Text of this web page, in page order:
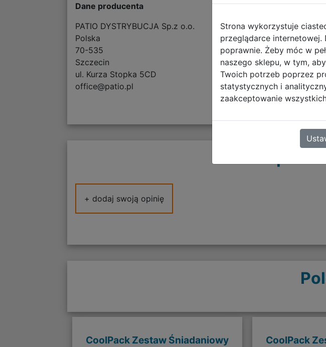
Dane producenta
PATIO DYSTRYBUCJA Sp.z o.o.
Polska
70-535
Szczecin
ul. Kurza Stopka 5CD
office@patio.pl
+ dodaj swoją opinię
CoolPack Zestaw Śniadaniowy
CoolPack
Strona wykorzystuje
przeglądarce internetowej.
poprawnie. Żeby móc w
naszego sklepu, w tym,
Twoich potrzeb poprzez
statystycznych i
zaakceptowanie